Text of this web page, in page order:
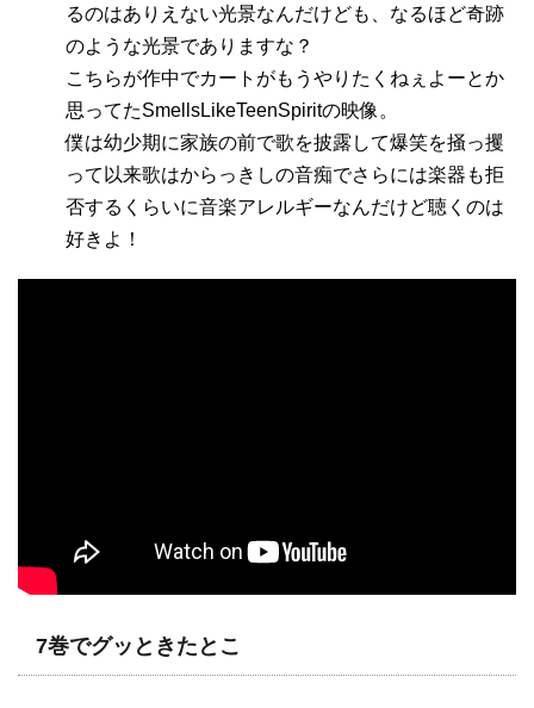
るのはありえない光景なんだけども、なるほど奇跡
のような光景でありますな？
こちらが作中でカートがもうやりたくねぇよーとか
思ってたSmellsLikeTeenSpiritの映像。
僕は幼少期に家族の前で歌を披露して爆笑を掻っ攫
って以来歌はからっきしの音痴でさらには楽器も拒
否するくらいに音楽アレルギーなんだけど聴くのは
好きよ！
7巻でグッときたとこ